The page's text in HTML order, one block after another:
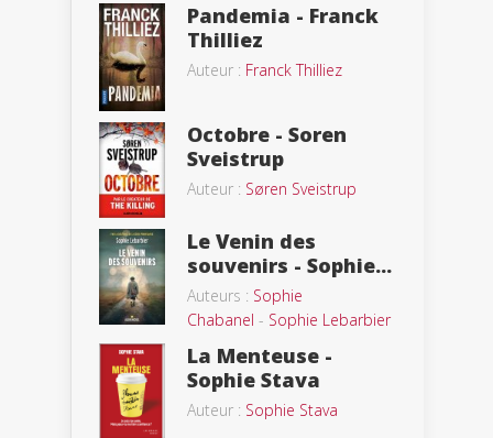
Pandemia - Franck
Thilliez
Auteur : Franck Thilliez
Octobre - Soren
Sveistrup
Auteur : Søren Sveistrup
Le Venin des
souvenirs - Sophie...
Auteurs : Sophie
Chabanel - Sophie Lebarbier
La Menteuse -
Sophie Stava
Auteur : Sophie Stava